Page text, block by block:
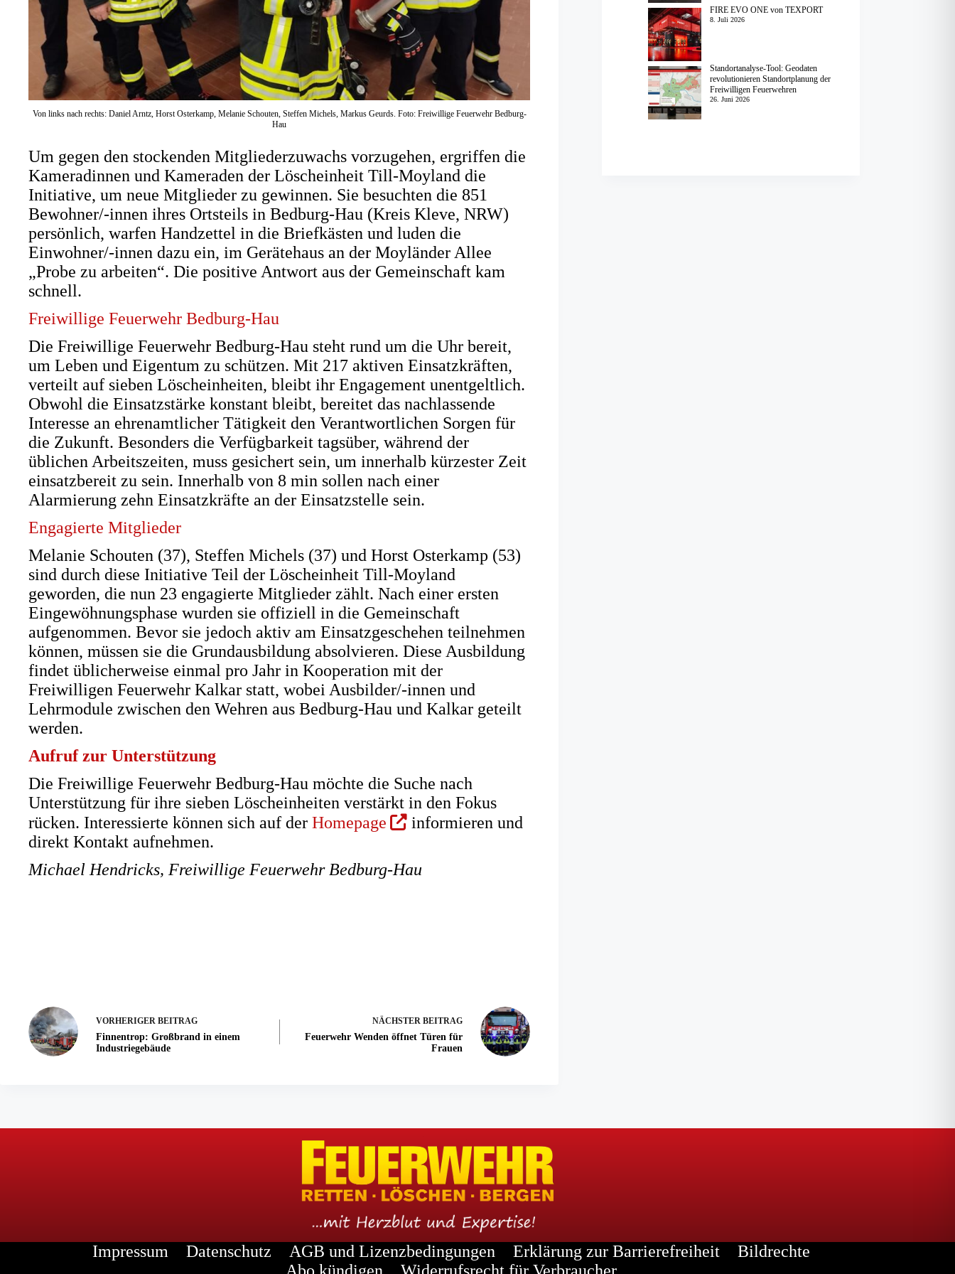
Von links nach rechts: Daniel Arntz, Horst Osterkamp, Melanie Schouten, Steffen Michels, Markus Geurds. Foto: Freiwillige Feuerwehr Bedburg-
Hau
Um gegen den stockenden Mitgliederzuwachs vorzugehen, ergriffen die
Kameradinnen und Kameraden der Löscheinheit Till-Moyland die
Initiative, um neue Mitglieder zu gewinnen. Sie besuchten die 851
Bewohner/-innen ihres Ortsteils in Bedburg-Hau (Kreis Kleve, NRW)
persönlich, warfen Handzettel in die Briefkästen und luden die
Einwohner/-innen dazu ein, im Gerätehaus an der Moyländer Allee
„Probe zu arbeiten“. Die positive Antwort aus der Gemeinschaft kam
schnell.
Freiwillige Feuerwehr Bedburg-Hau
Die Freiwillige Feuerwehr Bedburg-Hau steht rund um die Uhr bereit,
um Leben und Eigentum zu schützen. Mit 217 aktiven Einsatzkräften,
verteilt auf sieben Löscheinheiten, bleibt ihr Engagement unentgeltlich.
Obwohl die Einsatzstärke konstant bleibt, bereitet das nachlassende
Interesse an ehrenamtlicher Tätigkeit den Verantwortlichen Sorgen für
die Zukunft. Besonders die Verfügbarkeit tagsüber, während der
üblichen Arbeitszeiten, muss gesichert sein, um innerhalb kürzester Zeit
einsatzbereit zu sein. Innerhalb von 8 min sollen nach einer
Alarmierung zehn Einsatzkräfte an der Einsatzstelle sein.
Engagierte Mitglieder
Melanie Schouten (37), Steffen Michels (37) und Horst Osterkamp (53)
sind durch diese Initiative Teil der Löscheinheit Till-Moyland
geworden, die nun 23 engagierte Mitglieder zählt. Nach einer ersten
Eingewöhnungsphase wurden sie offiziell in die Gemeinschaft
aufgenommen. Bevor sie jedoch aktiv am Einsatzgeschehen teilnehmen
können, müssen sie die Grundausbildung absolvieren. Diese Ausbildung
findet üblicherweise einmal pro Jahr in Kooperation mit der
Freiwilligen Feuerwehr Kalkar statt, wobei Ausbilder/-innen und
Lehrmodule zwischen den Wehren aus Bedburg-Hau und Kalkar geteilt
werden.
Aufruf zur Unterstützung
Die Freiwillige Feuerwehr Bedburg-Hau möchte die Suche nach
Unterstützung für ihre sieben Löscheinheiten verstärkt in den Fokus
rücken. Interessierte können sich auf der Homepage (Öffnet
einem
neuen
informieren und
direkt Kontakt aufnehmen.
Michael Hendricks, Freiwillige Feuerwehr Bedburg-Hau
VORHERIGER BEITRAG
Finnentrop: Großbrand in einem
Industriegebäude
NÄCHSTERBEITRAG
Feuerwehr Wenden öffnet Türen für
Frauen
FIRE EVO ONE von TEXPORT
8. Juli 2026
Standortanalyse-Tool: Geodaten
revolutionieren Standortplanung der
Freiwilligen Feuerwehren
26. Juni 2026
Impressum Datenschutz AGB und Lizenzbedingungen Erklärung zur Barrierefreiheit
Bildrechte
Abo kündigen
Widerrufsrecht für Verbraucher